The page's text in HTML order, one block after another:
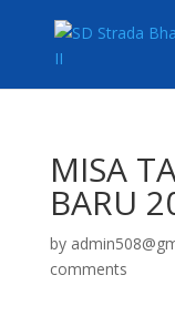
MISA
BARU
by
comments